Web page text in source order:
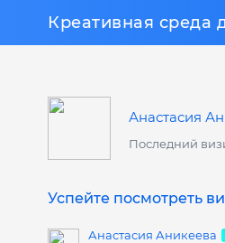
Креативная среда
Анастасия
Последний
Успейте посмотреть
Анастасия Аникеева